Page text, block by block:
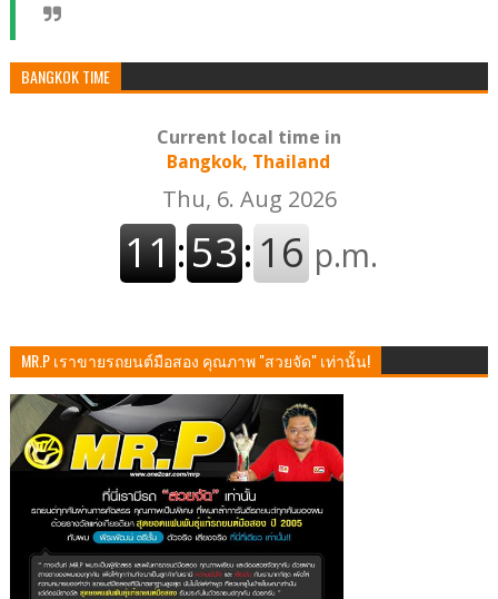
BANGKOK TIME
Current local time in
Bangkok, Thailand
MR.P เราขายรถยนต์มือสอง คุณภาพ "สวยจัด" เท่านั้น!